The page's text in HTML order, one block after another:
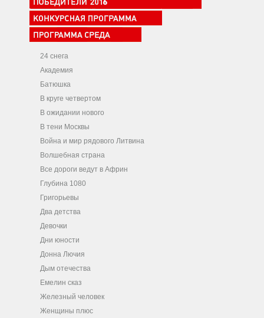
24 снега
Академия
Батюшка
В круге четвертом
В ожидании нового
В тени Москвы
Война и мир рядового Литвина
Волшебная страна
Все дороги ведут в Африн
Глубина 1080
Григорьевы
Два детства
Девочки
Дни юности
Донна Лючия
Дым отечества
Емелин сказ
Железный человек
Женщины плюс